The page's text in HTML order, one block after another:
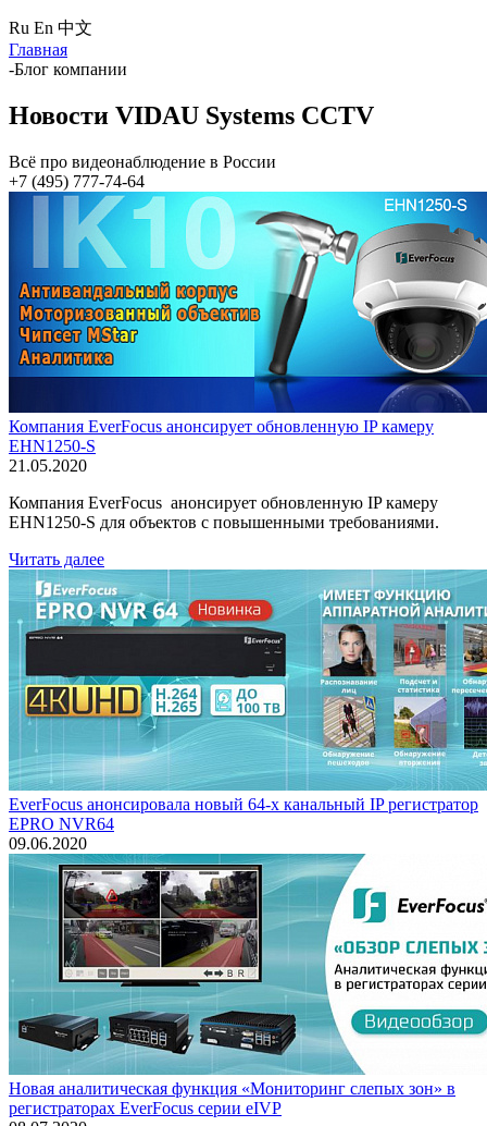
Ru En 中文
Главная
-Блог компании
Новости VIDAU Systems CCTV
Всё про видеонаблюдение в России
+7 (495) 777-74-64
Компания EverFocus анонсирует обновленную IP камеру
EHN1250-S
21.05.2020
Компания EverFocus анонсирует обновленную IP камеру
EHN1250-S для объектов с повышенными требованиями.
Читать далее
EverFocus анонсировала новый 64-х канальный IP регистратор
EPRO NVR64
09.06.2020
Новая аналитическая функция «Мониторинг слепых зон» в
регистраторах EverFocus серии eIVP